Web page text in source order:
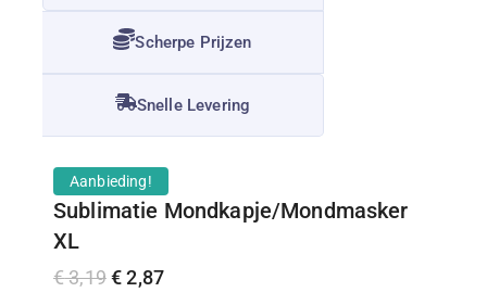
Scherpe Prijzen
Snelle Levering
Aanbieding!
Sublimatie Mondkapje/Mondmasker
XL
€3,19€2,87